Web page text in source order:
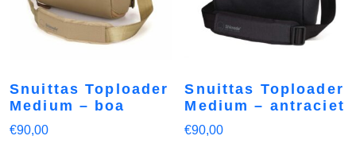
Snuittas Toploader
Medium – boa
€90,00
Snuittas Toploader
Medium – antraciet
€90,00